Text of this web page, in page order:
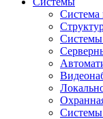
Система
Системы
Системы